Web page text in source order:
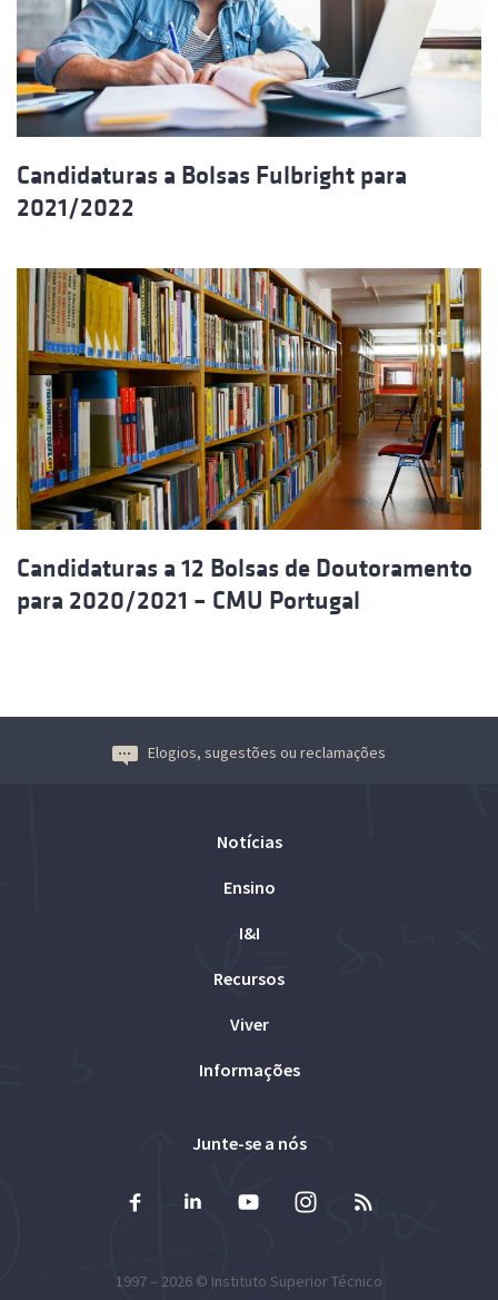
Candidaturas a Bolsas Fulbright para
2021/2022
Candidaturas a 12 Bolsas de Doutoramento
para 2020/2021 – CMU Portugal
Elogios, sugestões ou reclamações
Notícias
Ensino
I&I
Recursos
Viver
Informações
Junte-se a nós
1997 – 2026 © Instituto Superior Técnico